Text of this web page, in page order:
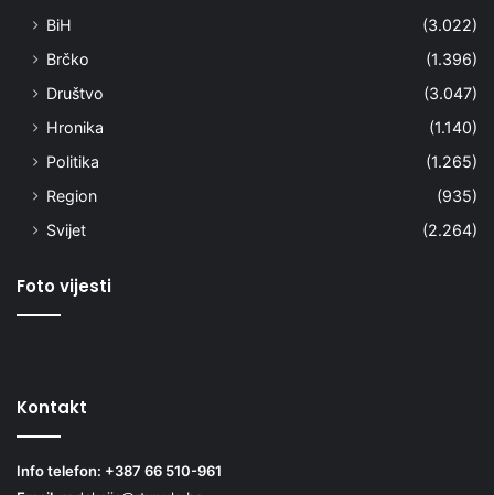
BiH
(3.022)
Brčko
(1.396)
Društvo
(3.047)
Hronika
(1.140)
Politika
(1.265)
Region
(935)
Svijet
(2.264)
Foto vijesti
Kontakt
Info telefon: +387 66 510-961